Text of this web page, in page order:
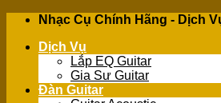
Skip
content
Nhạc Cụ Chính Hãng - Dịch
Dịch Vụ
Lắp EQ Guitar
Gia Sư Guitar
Đàn Guitar